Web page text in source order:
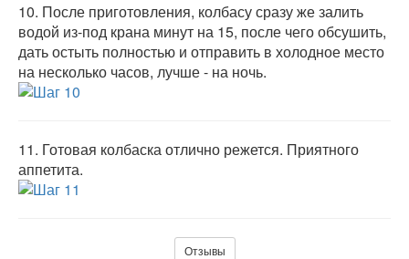
10. После приготовления, колбасу сразу же залить
водой из-под крана минут на 15, после чего обсушить,
дать остыть полностью и отправить в холодное место
на несколько часов, лучше - на ночь.
11. Готовая колбаска отлично режется. Приятного
аппетита.
Отзывы